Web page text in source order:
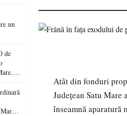
un
de
O
Atât din fonduri
Judeţean Satu
înseamnă